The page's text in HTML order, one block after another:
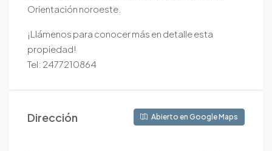
Orientación noroeste.
¡Llámenos para conocer más en detalle esta
propiedad!
Tel: 2477210864
Dirección Abierto en Google Maps